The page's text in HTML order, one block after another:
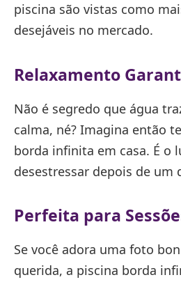
piscina são vistas como
desejáveis no mercado.
Relaxamento
Não é segredo que água
calma, né? Imagina então
borda infinita em casa. É o
desestressar depois de um
Perfeita para
Se você adora uma foto
querida, a piscina borda